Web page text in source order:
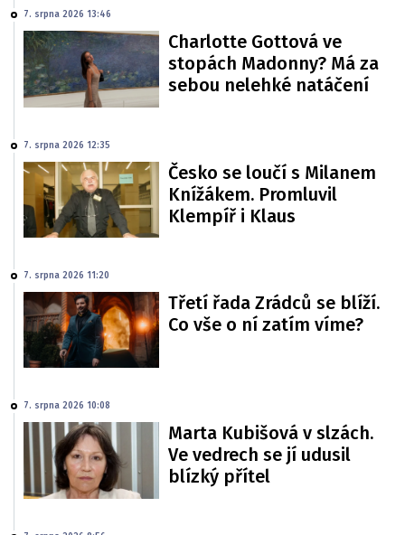
7. srpna 2026 13:46
Charlotte Gottová ve
stopách Madonny? Má za
sebou nelehké natáčení
7. srpna 2026 12:35
Česko se loučí s Milanem
Knížákem. Promluvil
Klempíř i Klaus
7. srpna 2026 11:20
Třetí řada Zrádců se blíží.
Co vše o ní zatím víme?
7. srpna 2026 10:08
Marta Kubišová v slzách.
Ve vedrech se jí udusil
blízký přítel